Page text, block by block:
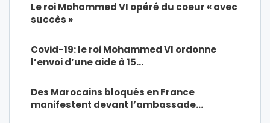
Le roi Mohammed VI opéré du coeur « avec
succès »
Covid-19: le roi Mohammed VI ordonne
l’envoi d’une aide à 15…
Des Marocains bloqués en France
manifestent devant l’ambassade…